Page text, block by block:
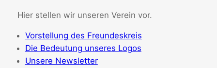
Hier stellen wir unseren Verein vor.
Vorstellung des Freundeskreis
Die Bedeutung unseres Logos
Unsere Newsletter